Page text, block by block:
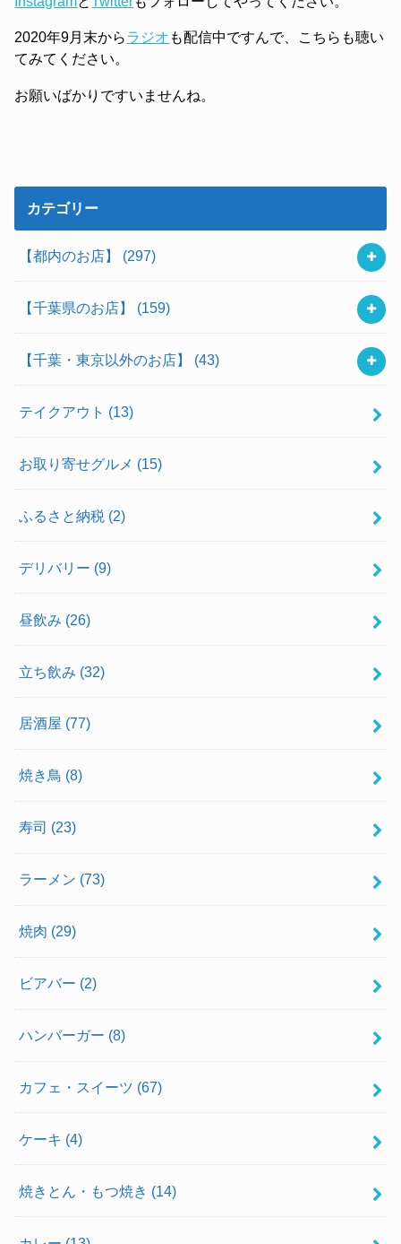
2020年9月末からラジオ も配信中ですんで、こちらも聴い
てみてください。
お願いばかりですいませんね。
カテゴリー
【都内のお店】 (297)
【千葉県のお店】 (159)
【千葉・東京以外のお店】 (43)
テイクアウト (13)
お取り寄せグルメ (15)
ふるさと納税 (2)
デリバリー (9)
昼飲み (26)
立ち飲み (32)
居酒屋 (77)
焼き鳥 (8)
寿司 (23)
ラーメン (73)
焼肉 (29)
ビアバー (2)
ハンバーガー (8)
カフェ・スイーツ (67)
ケーキ (4)
焼きとん・もつ焼き (14)